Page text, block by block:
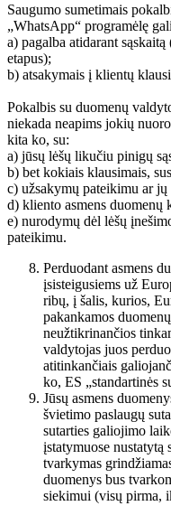
Saugumo sumetimais
„WhatsApp“ programėlę
a) pagalba atidarant
etapus);
b) atsakymais į klientų
Pokalbis su duomenų
niekada neapims jokių
kita ko, su:
a) jūsų lėšų likučiu pinigų
b) bet kokiais klausimais,
c) užsakymų pateikimu ar
d) kliento asmens duomenų
e) nurodymų dėl lėšų
pateikimu.
Perduodant asmens
įsisteigusiems už
ribų, į šalis, kurios,
pakankamos
neužtikrinančios
valdytojas juos
atitinkančiais
ko, ES „standartinės
Jūsų asmens
švietimo paslaugų
sutarties galiojimo
įstatymuose nustatytą
tvarkymas
duomenys bus
siekimui (visų pirma,